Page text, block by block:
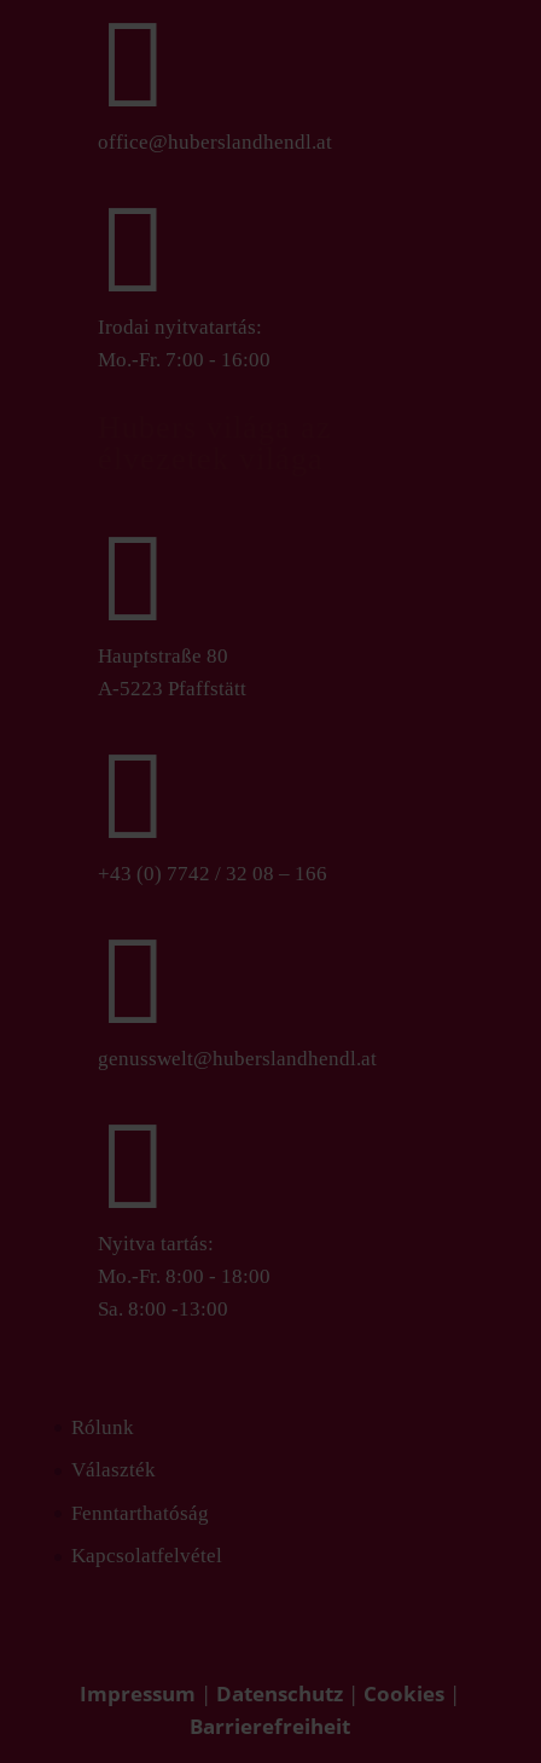

office@huberslandhendl.at

Irodai nyitvatartás:
Mo.-Fr. 7:00 - 16:00

Hauptstraße 80
A-5223 Pfaffstätt

+43 (0) 7742 / 32 08 – 166

genusswelt@huberslandhendl.at

Nyitva tartás:
Mo.-Fr. 8:00 - 18:00
Sa. 8:00 -13:00
Rólunk
Választék
Fenntarthatóság
Kapcsolatfelvétel
Impressum | Datenschutz | Cookies |
Barrierefreiheit